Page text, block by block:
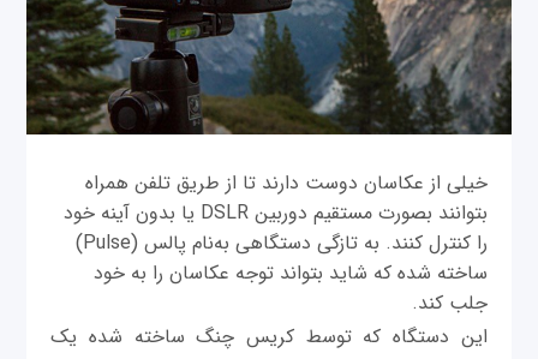
خیلی از عکاسان دوست دارند تا از طریق تلفن همراه
بتوانند بصورت مستقیم دوربین DSLR یا بدون آینه خود
را کنترل کنند. به تازگی دستگاهی به‌نام پالس (Pulse)
ساخته شده که شاید بتواند توجه عکاسان را به خود
جلب کند.
این دستگاه که توسط کریس چنگ ساخته شده یک